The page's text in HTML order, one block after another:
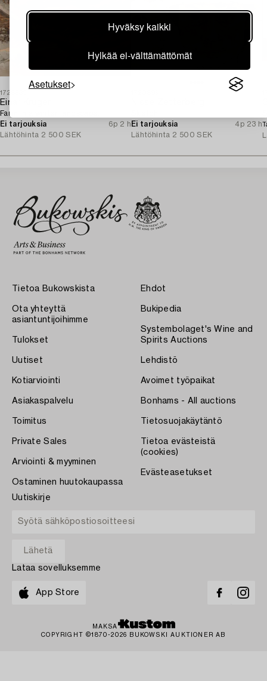
Hyväksy kaikki
Hylkää ei-välttämättömät
Asetukset
1728839
Einar Krüger
Farm in a winter landscape.
Ei tarjouksia
6p 2 h
Lähtöhinta 2 500 SEK
Ei tarjouksia
4p 23 h
Lähtöhinta 2 500 SEK
Tietoa Bukowskista
Ota yhteyttä
asiantuntijoihimme
Tulokset
Uutiset
Kotiarviointi
Asiakaspalvelu
Toimitus
Private Sales
Arviointi & myyminen
Ostaminen huutokaupassa
Ehdot
Bukipedia
Systembolaget's Wine and
Spirits Auctions
Lehdistö
Avoimet työpaikat
Bonhams - All auctions
Tietosuojakäytäntö
Tietoa evästeistä
(cookies)
Evästeasetukset
Uutiskirje
Lataa sovelluksemme
App Store
MAKSA
COPYRIGHT ©1870-2026 BUKOWSKI AUKTIONER AB